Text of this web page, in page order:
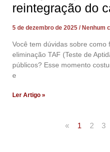
reintegração do
5 de dezembro de 2025 Nenhum
Você tem dúvidas sobre como
eliminação TAF (Teste de
públicos? Esse momento
e
Ler Artigo »
« 1 2 3